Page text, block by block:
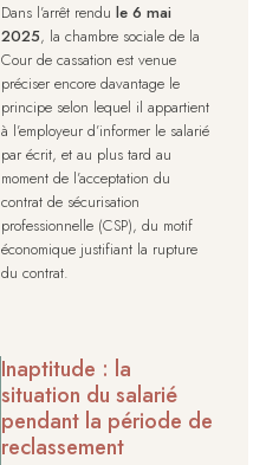
Dans l’arrêt rendu le 6 mai
2025, la chambre sociale de la
Cour de cassation est venue
préciser encore davantage le
principe selon lequel il appartient
à l’employeur d’informer le salarié
par écrit, et au plus tard au
moment de l’acceptation du
contrat de sécurisation
professionnelle (CSP), du motif
économique justifiant la rupture
du contrat.
Inaptitude : la
situation du salarié
pendant la période de
reclassement